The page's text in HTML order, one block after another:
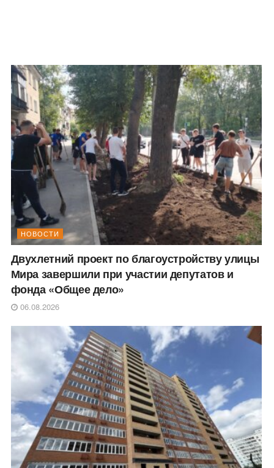
НОВОСТИ
Двухлетний проект по благоустройству улицы
Мира завершили при участии депутатов и
фонда «Общее дело»
06.08.2026